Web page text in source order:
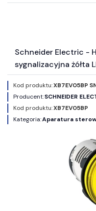
Schneider Electric -
sygnalizacyjna żółta
Kod produktu:XB7EV05BP
Producent:SCHNEIDER
Kod produktu:XB7EV05BP
Kategoria:Aparatura